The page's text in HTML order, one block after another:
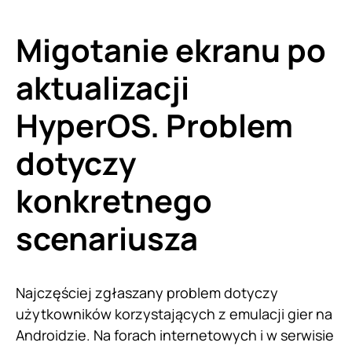
Migotanie ekranu po
aktualizacji
HyperOS. Problem
dotyczy
konkretnego
scenariusza
Najczęściej zgłaszany problem dotyczy
użytkowników korzystających z emulacji gier na
Androidzie. Na forach internetowych i w serwisie